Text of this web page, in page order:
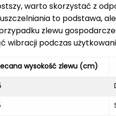
warto skorzystać z
to podstawa,
zlewu
wibracji podczas
wysokość zlewu (cm)